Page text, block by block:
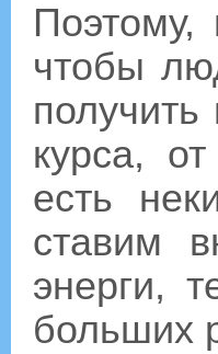
Поэтому,
чтобы
курса,
есть
ставим
энерги,
больших